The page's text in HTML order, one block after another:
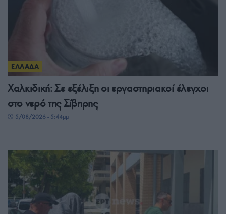
ΕΛΛΑΔΑ
Χαλκιδική: Σε εξέλιξη οι εργαστηριακοί έλεγχοι
στο νερό της Σίβηρης
5/08/2026 - 5:44μμ